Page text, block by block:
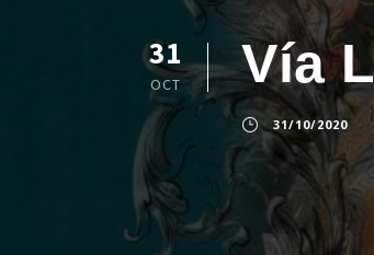
31
OCT Vía
31/10/2020